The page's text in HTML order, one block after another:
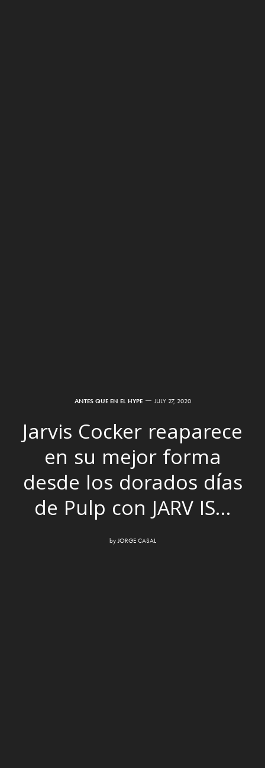
ANTES QUE EN EL HYPE JULY 27, 2020
Jarvis Cocker reaparece
en su mejor forma
desde los dorados días
de Pulp con JARV IS…
by JORGE CASAL